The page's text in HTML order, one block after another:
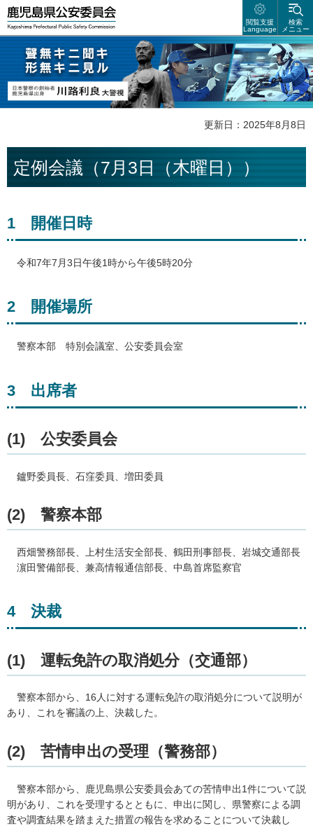
鹿児島県公安委員会
検索
メニュー
閲覧支援
Language
聲無キニ聴キ 形無キニ見ル 日本警察の創始者 鹿児島県出身 川路利良
大警視
更新日：2025年8月8日
定例会議（7月3日（木曜日））
1 開催日時
令和7年7月3日午後1時から午後5時20分
2 開催場所
警察本部 特別会議室、公安委員会室
3 出席者
(1) 公安委員会
鑪野委員長、石窪委員、増田委員
(2) 警察本部
西畑警務部長、上村生活安全部長、鶴田刑事部長、岩城交通部長
濵田警備部長、兼高情報通信部長、中島首席監察官
4 決裁
(1) 運転免許の取消処分（交通部）
警察本部から、16人に対する運転免許の取消処分について説明が
あり、これを審議の上、決裁した。
(2) 苦情申出の受理（警務部）
警察本部から、鹿児島県公安委員会あての苦情申出1件について説
明があり、これを受理するとともに、申出に関し、県警察による調
査や調査結果を踏まえた措置の報告を求めることについて決裁し